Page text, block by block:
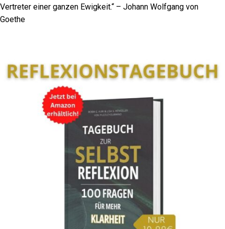
Vertreter einer ganzen Ewigkeit.“ – Johann Wolfgang von
Goethe